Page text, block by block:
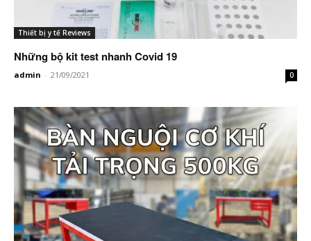
Thiết bị y tế Reviews
Những bộ kit test nhanh Covid 19
admin - 21/09/2021 0